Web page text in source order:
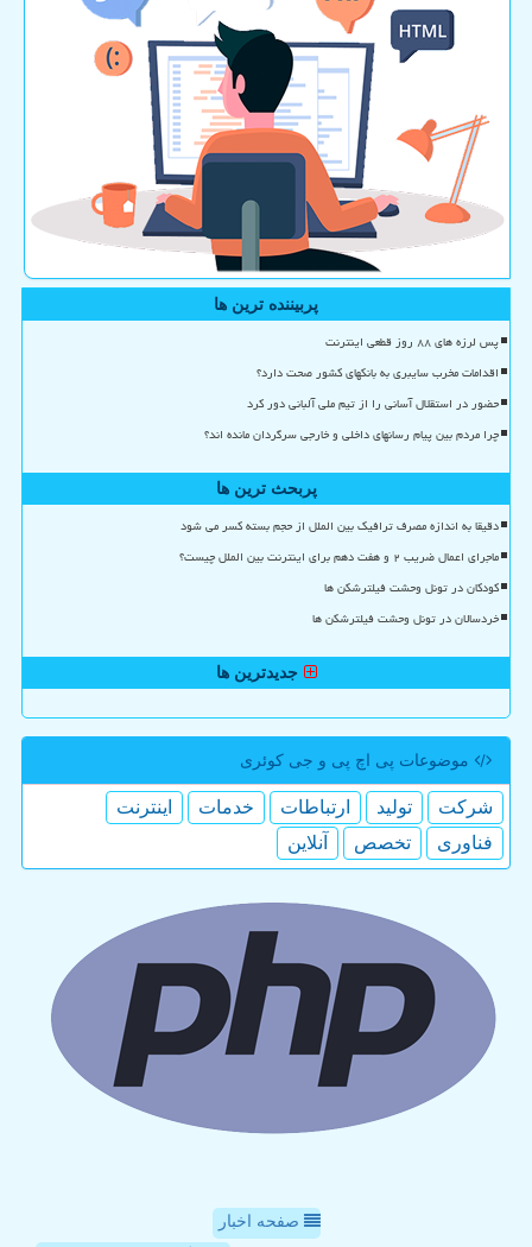
پربیننده ترین ها
پس لرزه های ۸۸ روز قطعی اینترنت
اقدامات مخرب سایبری به بانکهای کشور صحت دارد؟
حضور در استقلال آسانی را از تیم ملی آلبانی دور کرد
چرا مردم بین پیام رسانهای داخلی و خارجی سرگردان مانده اند؟
پربحث ترین ها
دقیقا به اندازه مصرف ترافیک بین الملل از حجم بسته کسر می شود
ماجرای اعمال ضریب ۲ و هفت دهم برای اینترنت بین الملل چیست؟
کودکان در تونل وحشت فیلترشکن ها
خردسالان در تونل وحشت فیلترشکن ها
جدیدترین ها
موضوعات پی اچ پی و جی كوئری
شركت تولید ارتباطات خدمات
اینترنت
فناوری
تخصص آنلاین
صفحه اخبار